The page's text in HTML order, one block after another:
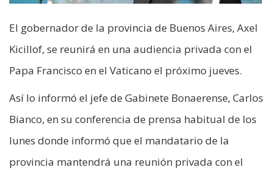
El gobernador de la provincia de Buenos Aires, Axel
Kicillof, se reunirá en una audiencia privada con el
Papa Francisco en el Vaticano el próximo jueves.
Así lo informó el jefe de Gabinete Bonaerense, Carlos
Bianco, en su conferencia de prensa habitual de los
lunes donde informó que el mandatario de la
provincia mantendrá una reunión privada con el